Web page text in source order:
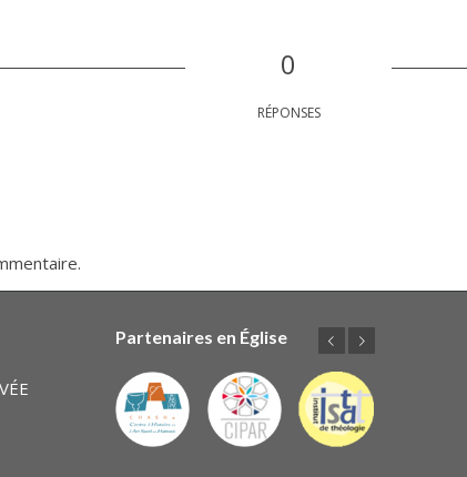
0
RÉPONSES
Partenaires en Église
PrécédentSuivant